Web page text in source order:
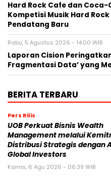
Hard Rock Cafe dan
Kompetisi Musik Hard
Pendatang Baru
Rabu, 5 Agustus 2026 - 14:00 WIB
Laporan Cision
Fragmentasi Data’ yang
BERITA TERBARU
Pers Rilis
UOB Perkuat Bisnis Wealth
Management melalui
Distribusi Strategis dengan
Global Investors
Kamis, 6 Agu 2026 - 06:39 WIB